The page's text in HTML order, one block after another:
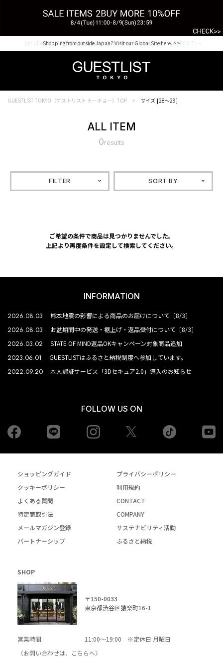
Shopping from outside Japan? Visit our Global Site here. >>
【for NEW MEMBER】新規会員様1000Point Present Campaign CHECK IT>>
GUESTLIST TOKYO（ゲストリスト トーキョー）TOP サイズ:[28～29]
ALL ITEM
0results
FILTER SORT BY
ご希望の条件で商品は見つかりませんでした。
上記より再度条件を設定して検索してください。
INFORMATION
2026.08.03 熊本地震の影響による商品のお届けについて［8/3］
2026.08.03 お盆期間中の発送・裾上げ・返品受付について［8/3］
2026.03.02 STATE OF MIND返品OKキャンペーン対象商品追加
2023.06.01 GUESTLISTはふるさと納税制度へ参加しています。
2022.09.20 本人認証サービス「3Dセキュア2.0」導入のお知らせ
FOLLOW US ON
Facebook Instagram tiktok
ショッピングガイド
プライバシーポリシー
クッキーポリシー
利用規約
よくある質問
CONTACT
特定商取引法
COMPANY
メールマガジン登録
サステナビリティ活動
パートナーシップ
ふるさと納税
SHOP
〒150-0033
東京都渋谷区猿楽町16-1
営業時間
11:00～19:00 ※定休日 月曜日
〈お問い合わせは、
こちらへ〉